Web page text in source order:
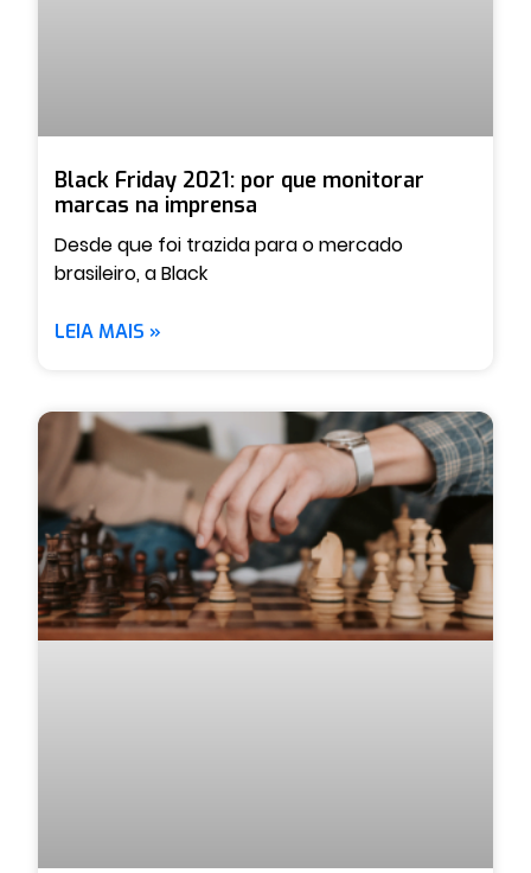
Black Friday 2021: por que monitorar
marcas na imprensa
Desde que foi trazida para o mercado
brasileiro, a Black
LEIA MAIS »